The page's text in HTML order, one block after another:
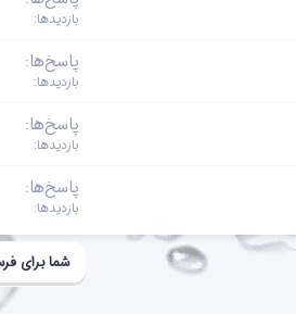
بازدیدها
پاسخ‌ها
بازدیدها
پاسخ‌ها
بازدیدها
پاسخ‌ها
بازدیدها
شما برای